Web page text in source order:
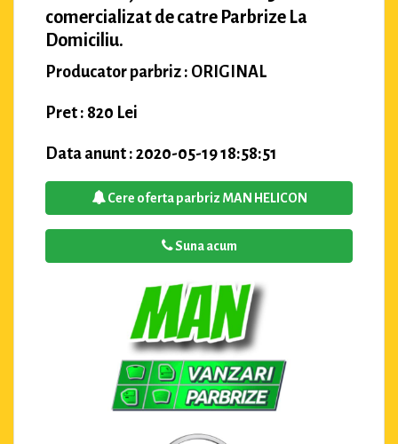
comercializat de catre Parbrize La
Domiciliu.
Producator parbriz : ORIGINAL
Pret : 820 Lei
Data anunt : 2020-05-19 18:58:51
Cere oferta parbriz MAN HELICON
Suna acum